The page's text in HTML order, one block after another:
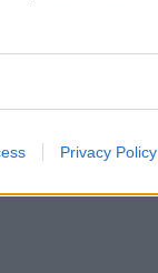
Privacy Policy